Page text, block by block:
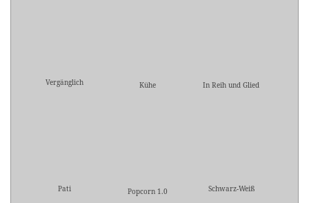
Vergänglich Kühe In Reih und Glied
Pati Popcorn 1.0 Schwarz-Weiß